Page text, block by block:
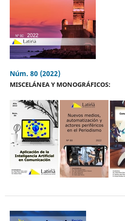
Núm. 80 (2022)
MISCELÁNEA Y MONOGRÁFICOS: